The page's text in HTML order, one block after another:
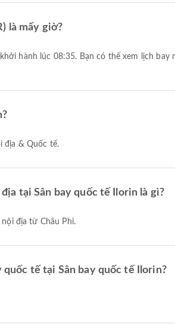
là mấy giờ?
địa & Quốc tế.
tại Sân bay quốc tế Ilorin là gì?
địa từ Châu Phi.
quốc tế tại Sân bay quốc tế Ilorin?